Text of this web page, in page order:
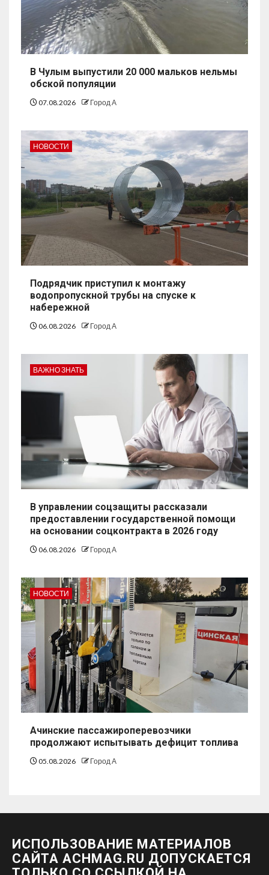
В Чулым выпустили 20 000 мальков нельмы
обской популяции
07.08.2026 Город А
НОВОСТИ
Подрядчик приступил к монтажу
водопропускной трубы на спуске к
набережной
06.08.2026 Город А
ВАЖНО ЗНАТЬ
В управлении соцзащиты рассказали
предоставлении государственной помощи
на основании соцконтракта в 2026 году
06.08.2026 Город А
НОВОСТИ
Ачинские пассажироперевозчики
продолжают испытывать дефицит топлива
05.08.2026 Город А
ИСПОЛЬЗОВАНИЕ МАТЕРИАЛОВ
САЙТА ACHMAG.RU ДОПУСКАЕТСЯ